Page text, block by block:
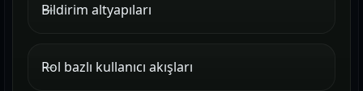
Bildirim altyapıları
Rol bazlı kullanıcı akışları